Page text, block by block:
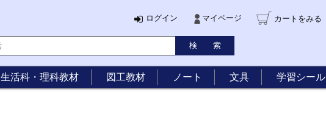
ログイン マイページ カート をみる
生活科・理科教材 図工教材 ノート 文具 学習シール